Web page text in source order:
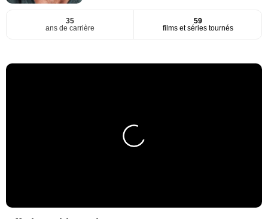
35
ans de carrière
59
films et séries tournés